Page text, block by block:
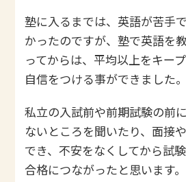
塾に入るまでは、英語が苦手
かったのですが、塾で英語を
ってからは、平均以上をキー
自信をつける事ができました。
私立の入試前や前期試験の前
ないところを聞いたり、面接
でき、不安をなくしてから試
合格につながったと思います。